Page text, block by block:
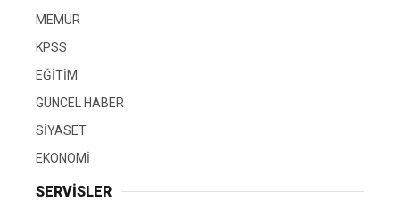
MEMUR
KPSS
EĞİTİM
GÜNCEL HABER
SİYASET
EKONOMİ
SERVİSLER